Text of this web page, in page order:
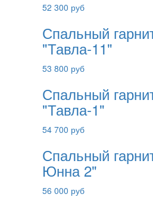
52 300 руб
Спальный
"Тавла-11"
53 800 руб
Спальный
"Тавла-1"
54 700 руб
Спальный
Юнна 2"
56 000 руб